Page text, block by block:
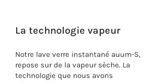
La technologie vapeur
Notre lave verre instantané auum-S,
repose sur de la vapeur sèche. La
technologie que nous avons